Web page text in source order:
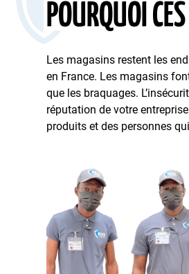
POURQUOI
Les magasins restent les
en France. Les magasins
que les braquages.
réputation de votre
produits et des personnes